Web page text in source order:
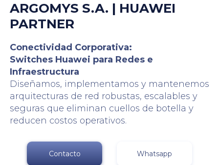
ARGOMYS S.A. | HUAWEI
PARTNER
Conectividad Corporativa:
Switches Huawei para Redes e
Infraestructura
Diseñamos, implementamos y mantenemos
arquitecturas de red robustas, escalables y
seguras que eliminan cuellos de botella y
reducen costos operativos.
Contacto Whatsapp